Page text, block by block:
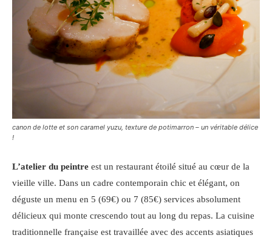
canon de lotte et son caramel yuzu, texture de potimarron – un véritable délice
!
L’atelier du peintre est un restaurant étoilé situé au cœur de la
vieille ville. Dans un cadre contemporain chic et élégant, on
déguste un menu en 5 (69€) ou 7 (85€) services absolument
délicieux qui monte crescendo tout au long du repas. La cuisine
traditionnelle française est travaillée avec des accents asiatiques